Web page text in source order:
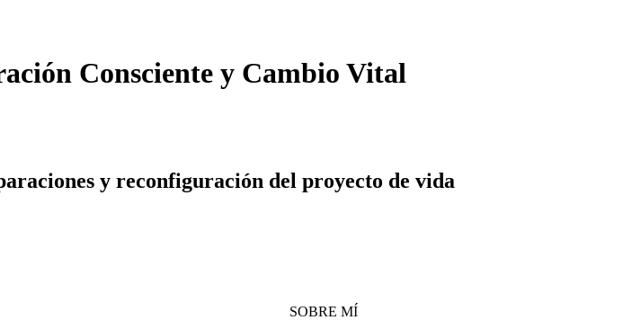
Consciente y Cambio Vital
y reconfiguración del proyecto de vida
SOBRE MÍ